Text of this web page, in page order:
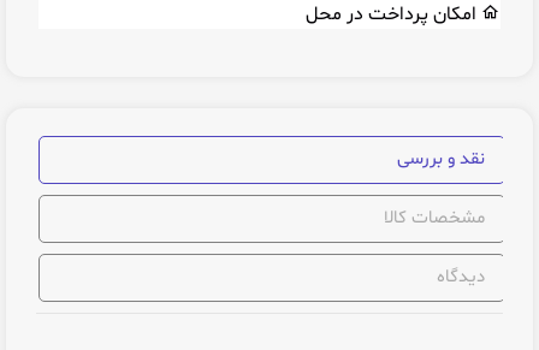
امکان پرداخت در محل
نقد و بررسی
مشخصات کالا
دیدگاه